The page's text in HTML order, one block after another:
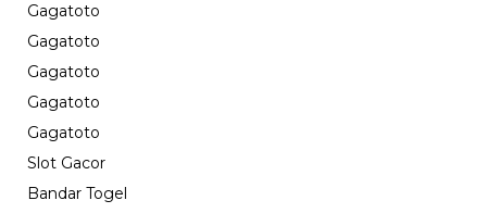
Gagatoto
Gagatoto
Gagatoto
Gagatoto
Gagatoto
Slot Gacor
Bandar Togel